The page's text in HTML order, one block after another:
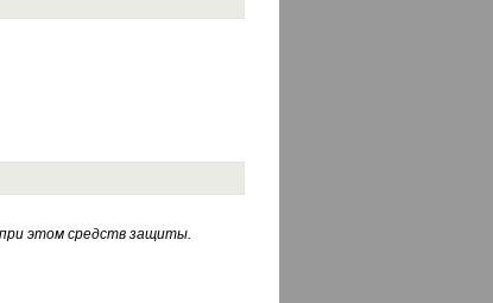
этом средств защиты.